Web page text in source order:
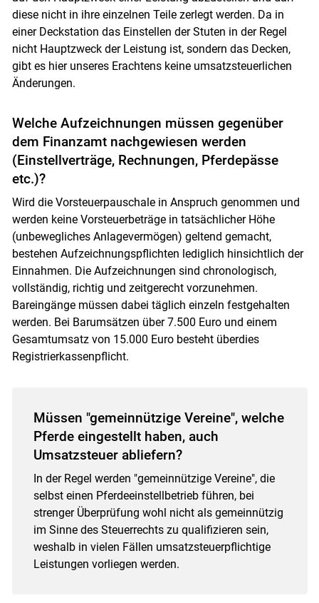
diese nicht in ihre einzelnen Teile zerlegt werden. Da in
einer Deckstation das Einstellen der Stuten in der Regel
nicht Hauptzweck der Leistung ist, sondern das Decken,
gibt es hier unseres Erachtens keine umsatzsteuerlichen
Änderungen.
Welche Aufzeichnungen müssen gegenüber
dem Finanzamt nachgewiesen werden
(Einstellverträge, Rechnungen, Pferdepässe
etc.)?
Wird die Vorsteuerpauschale in Anspruch genommen und
werden keine Vorsteuerbeträge in tatsächlicher Höhe
(unbewegliches Anlagevermögen) geltend gemacht,
bestehen Aufzeichnungspflichten lediglich hinsichtlich der
Einnahmen. Die Aufzeichnungen sind chronologisch,
vollständig, richtig und zeitgerecht vorzunehmen.
Bareingänge müssen dabei täglich einzeln festgehalten
werden. Bei Barumsätzen über 7.500 Euro und einem
Gesamtumsatz von 15.000 Euro besteht überdies
Registrierkassenpflicht.
Müssen "gemeinnützige Vereine", welche
Pferde eingestellt haben, auch
Umsatzsteuer abliefern?
In der Regel werden "gemeinnützige Vereine", die
selbst einen Pferdeeinstellbetrieb führen, bei
strenger Überprüfung wohl nicht als gemeinnützig
im Sinne des Steuerrechts zu qualifizieren sein,
weshalb in vielen Fällen umsatzsteuerpflichtige
Leistungen vorliegen werden.